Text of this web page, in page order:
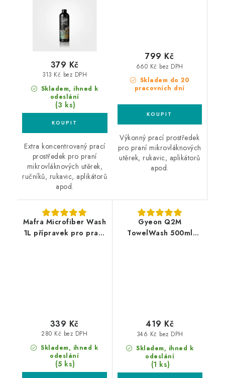
mikrovláknových
utěrek
Skladem, ihned k
odeslání
(3 ks)
313 Kč bez DPH
379 Kč
Extra koncentrovaný prací
prostředek pro praní
mikrovláknových utěrek,
ručníků, rukavic, aplikátorů
apod.
Skladem do 20
pracovních dní
660 Kč bez DPH
799 Kč
Výkonný prací prostředek
pro praní mikrovláknových
utěrek, rukavic, aplikátorů
apod.
Mafra Microfiber Wash
1L přípravek pro praní
Skladem, ihned k
odeslání
(5 ks)
280 Kč bez DPH
339 Kč
Gyeon Q2M
TowelWash 500ml
Skladem, ihned k
odeslání
(1 ks)
346 Kč bez DPH
419 Kč